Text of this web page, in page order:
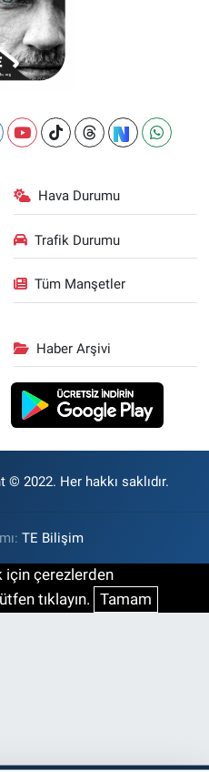
Hava Durumu
Trafik Durumu
Tüm Manşetler
Haber Arşivi
© 2022. Her hakkı saklıdır.
TE Bilişim
için çerezlerden
tıklayın. Tamam